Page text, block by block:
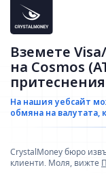
Вземете
на Cosmos
притеснения
На нашия уебсайт
обмяна на валутата,
CrystalMoney бюро
клиенти. Моля, вижте